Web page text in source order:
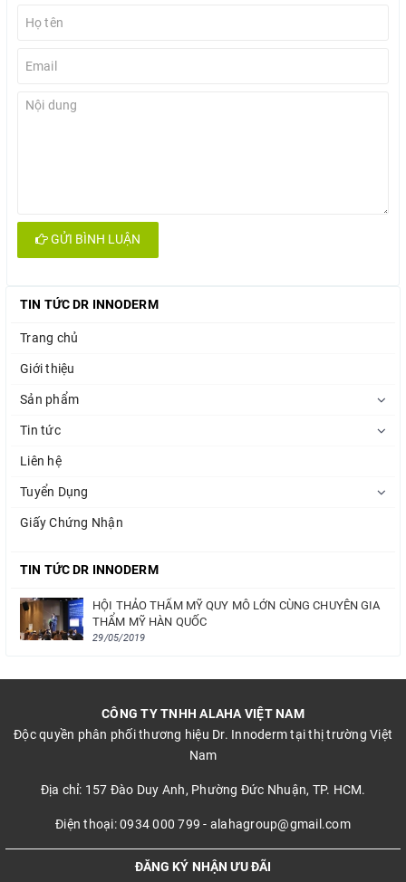
GỬI BÌNH LUẬN
TIN TỨC DR INNODERM
Trang chủ
Giới thiệu
Sản phẩm
Tin tức
Liên hệ
Tuyển Dụng
Giấy Chứng Nhận
TIN TỨC DR INNODERM
HỘI THẢO THẨM MỸ QUY MÔ LỚN CÙNG CHUYÊN GIA
THẨM MỸ HÀN QUỐC
29/05/2019
CÔNG TY TNHH ALAHA VIỆT NAM
Độc quyền phân phối thương hiệu Dr. Innoderm tại thị trường Việt
Nam
Địa chỉ: 157 Đào Duy Anh, Phường Đức Nhuận, TP. HCM.
Điện thoại: 0934 000 799 - alahagroup@gmail.com
ĐĂNG KÝ NHẬN ƯU ĐÃI